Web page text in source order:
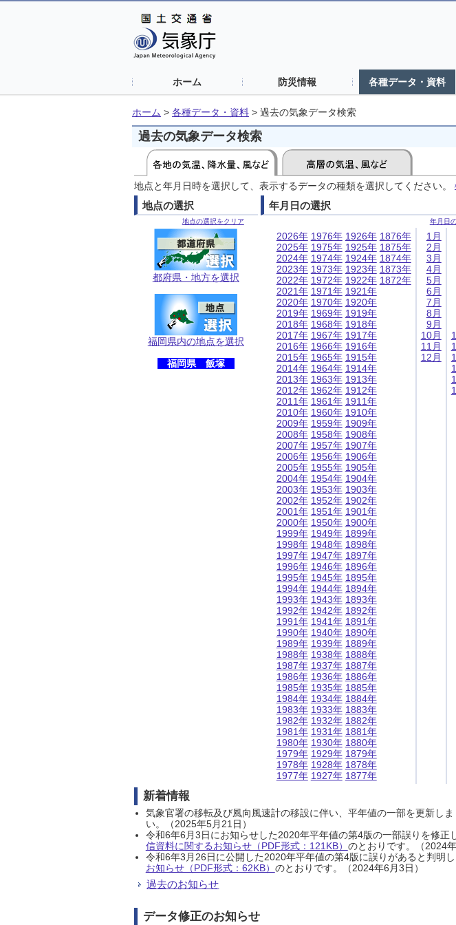
ホーム 防災情報 各種データ・資料
ホーム > 各種データ・資料 > 過去の気象データ検索
過去の気象データ検索
地点と年月日時を選択して、表示するデータの種類を選択してください。
地点の選択
地点の選択をクリア
都府県・地方を選択
福岡県内の地点を選択
福岡県 飯塚
年月日の選択
年月日
2026年
2025年
2024年
2023年
2022年
2021年
2020年
2019年
2018年
2017年
2016年
2015年
2014年
2013年
2012年
2011年
2010年
2009年
2008年
2007年
2006年
2005年
2004年
2003年
2002年
2001年
2000年
1999年
1998年
1997年
1996年
1995年
1994年
1993年
1992年
1991年
1990年
1989年
1988年
1987年
1986年
1985年
1984年
1983年
1982年
1981年
1980年
1979年
1978年
1977年
1976年
1975年
1974年
1973年
1972年
1971年
1970年
1969年
1968年
1967年
1966年
1965年
1964年
1963年
1962年
1961年
1960年
1959年
1958年
1957年
1956年
1955年
1954年
1953年
1952年
1951年
1950年
1949年
1948年
1947年
1946年
1945年
1944年
1943年
1942年
1941年
1940年
1939年
1938年
1937年
1936年
1935年
1934年
1933年
1932年
1931年
1930年
1929年
1928年
1927年
1926年
1925年
1924年
1923年
1922年
1921年
1920年
1919年
1918年
1917年
1916年
1915年
1914年
1913年
1912年
1911年
1910年
1909年
1908年
1907年
1906年
1905年
1904年
1903年
1902年
1901年
1900年
1899年
1898年
1897年
1896年
1895年
1894年
1893年
1892年
1891年
1890年
1889年
1888年
1887年
1886年
1885年
1884年
1883年
1882年
1881年
1880年
1879年
1878年
1877年
1876年
1875年
1874年
1873年
1872年
1月
2月
3月
4月
5月
6月
7月
8月
9月
10月
11月
12月
新着情報
気象官署の移転及び風向風速計の移設に伴い、平年値の一部を更新し
い。（2025年5月21日）
令和6年6月3日にお知らせした2020年平年値の第4版の一部誤りを修
信資料に関するお知らせ（PDF形式：121KB） のとおりです。（2024年
令和6年3月26日に公開した2020年平年値の第4版に誤りがあると判明
お知らせ（PDF形式：62KB） のとおりです。（2024年6月3日）
過去のお知らせ
データ修正のお知らせ